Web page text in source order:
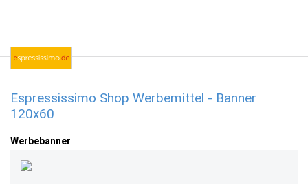
Espressissimo Shop Werbemittel - Banner
120x60
Werbebanner